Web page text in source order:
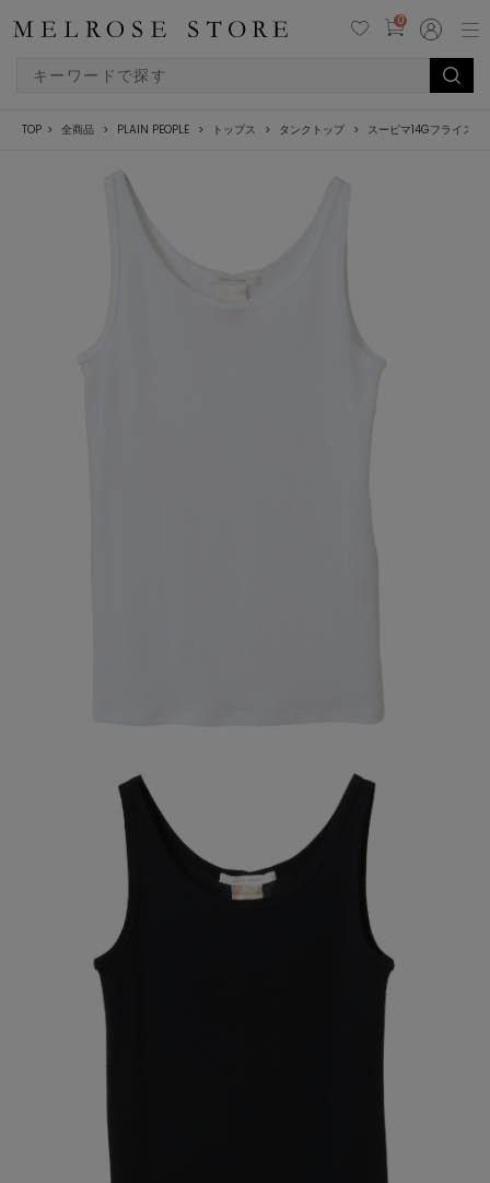
0
TOP 全商品 PLAIN PEOPLE トップス タンクトップ スーピマ14Gフライス